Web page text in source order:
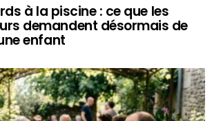
à la piscine : ce que les
demandent désormais de
enfant